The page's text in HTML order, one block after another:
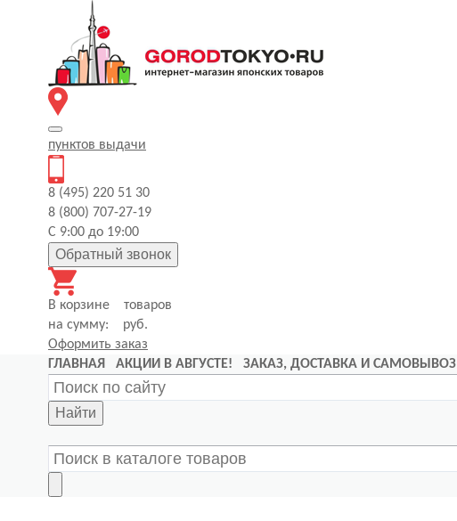
пунктов выдачи
8 (495) 220 51 30
8 (800) 707-27-19
С 9:00 до 19:00
Обратный звонок
В корзине
товаров
на сумму:
руб.
Оформить заказ
ГЛАВНАЯ
АКЦИИ В АВГУСТЕ! ЗАКАЗ, ДОСТАВКА И САМОВЫВОЗ
Найти